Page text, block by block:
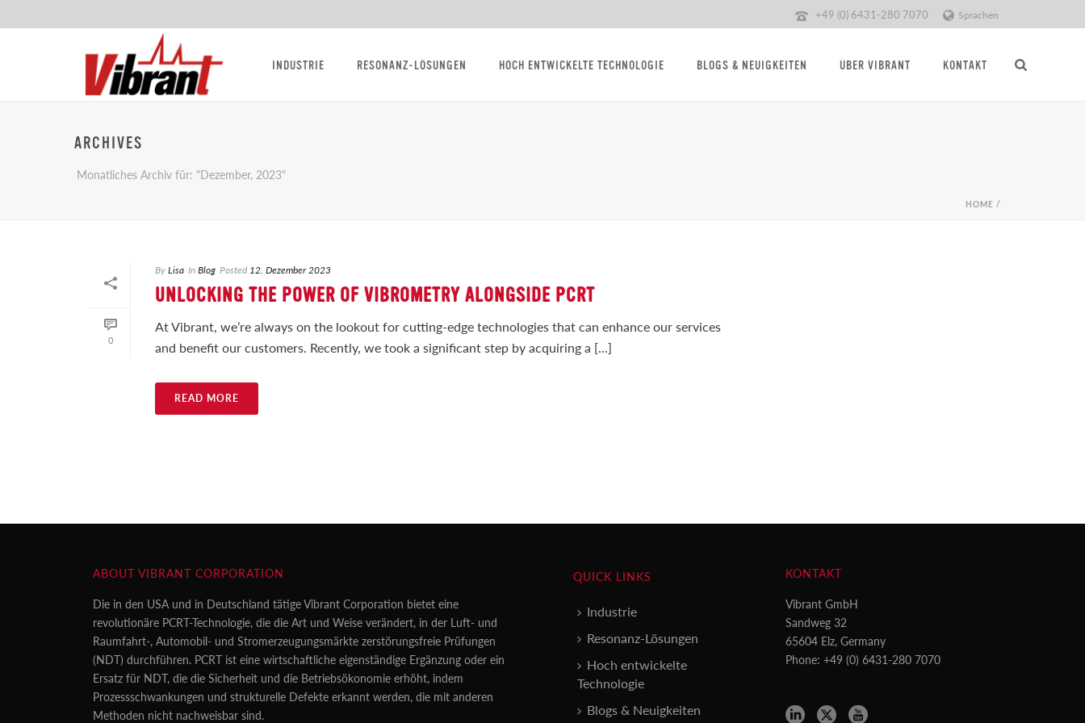
+49 (0) 6431-280 7070 Sprachen
INDUSTRIE RESONANZ-LÖSUNGEN HOCH ENTWICKELTE TECHNOLOGIE BLOGS & NEUIGKEITEN ÜBER VIBRANT KONTAKT
ARCHIVES
Monatliches Archiv für: "Dezember, 2023"
HOME /
0
ByLisa InBlog Posted 12. Dezember 2023
UNLOCKING THE POWER OF VIBROMETRY ALONGSIDE PCRT
At Vibrant, we’re always on the lookout for cutting-edge technologies that can enhance our services
and benefit our customers. Recently, we took a significant step by acquiring a [...]
READ MORE
ABOUT VIBRANT CORPORATION
Die in den USA und in Deutschland tätige Vibrant Corporation bietet eine
revolutionäre PCRT-Technologie, die die Art und Weise verändert, in der Luft- und
Raumfahrt-, Automobil- und Stromerzeugungsmärkte zerstörungsfreie Prüfungen
(NDT) durchführen. PCRT ist eine wirtschaftliche eigenständige Ergänzung oder ein
Ersatz für NDT, die die Sicherheit und die Betriebsökonomie erhöht, indem
Prozessschwankungen und strukturelle Defekte erkannt werden, die mit anderen
Methoden nicht nachweisbar sind.
QUICK LINKS
Industrie
Resonanz-Lösungen
Hoch entwickelte
Technologie
Blogs & Neuigkeiten
KONTAKT
Vibrant GmbH
Sandweg 32
65604 Elz, Germany
Phone: +49 (0) 6431-280 7070